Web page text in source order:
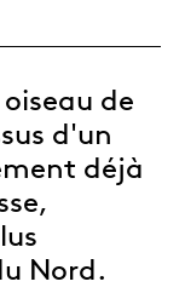
de
d'un
déjà
Nord.